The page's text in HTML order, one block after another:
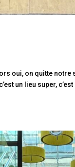
oui, on quitte
un lieu super,